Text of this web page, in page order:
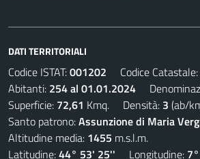
DATI TERRITORIALI
Codice ISTAT:001202 Codice Catastale:
Abitanti: 254 al 01.01.2024
Superficie: 72,61 Kmq. Densità: 3 (ab/
Santo patrono:Assunzione di Maria
Altitudine media: 1455 m.s.l.m.
Latitudine:44° 53' 25'' Longitudine: